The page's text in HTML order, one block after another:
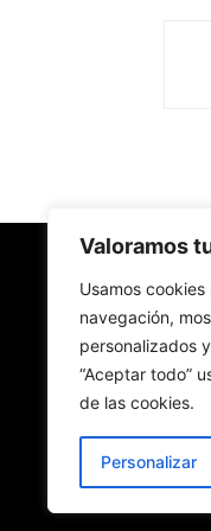
Valoramos
Usamos
navegación,
personalizados
“Aceptar todo”
de las cookies.
Personalizar
Una
-